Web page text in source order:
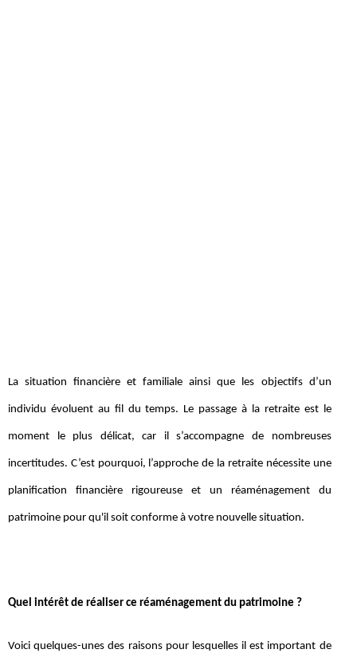
La situation financière et familiale ainsi que les objectifs d’un
individu évoluent au fil du temps. Le passage à la retraite est le
moment le plus délicat, car il s’accompagne de nombreuses
incertitudes. C’est pourquoi, l’approche de la retraite nécessite une
planification financière rigoureuse et un réaménagement du
patrimoine pour qu'il soit conforme à votre nouvelle situation.
Quel intérêt de réaliser ce réaménagement du patrimoine ?
Voici quelques-unes des raisons pour lesquelles il est important de